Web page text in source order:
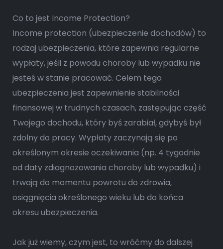
Co to jest Income Protection?
Income protection (ubezpieczenie dochodów) to
rodzaj ubezpieczenia, które zapewnia regularne
wypłaty, jeśli z powodu choroby lub wypadku nie
jesteś w stanie pracować. Celem tego
ubezpieczenia jest zapewnienie stabilności
finansowej w trudnych czasach, zastępując część
Twojego dochodu, który byś zarabiał, gdybyś był
zdolny do pracy. Wypłaty zaczynają się po
określonym okresie oczekiwania (np. 4 tygodnie
od daty zdiagnozowania choroby lub wypadku) i
trwają do momentu powrotu do zdrowia,
osiągnięcia określonego wieku lub do końca
okresu ubezpieczenia.
Jak już wiemy, czym jest, to wróćmy do dalszej